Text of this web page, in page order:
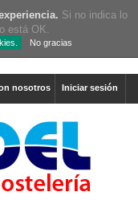
Si no indica lo
está OK.
No gracias
Iniciar sesión
nosotros